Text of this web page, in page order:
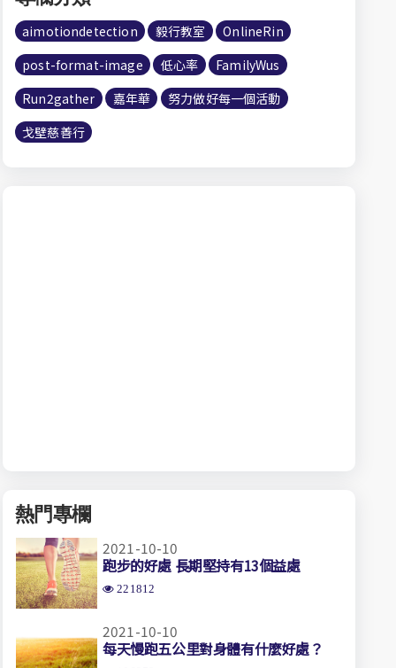
aimotiondetection 毅行教室
OnlineRin
post-format-image
低心率
FamilyWus
Run2gather
嘉年華
努力做好每一個活動
戈壁慈善行
熱門專欄
2021-10-10
跑步的好處 長期堅持有13個益處
221812
2021-10-10
每天慢跑五公里對身體有什麼好處？